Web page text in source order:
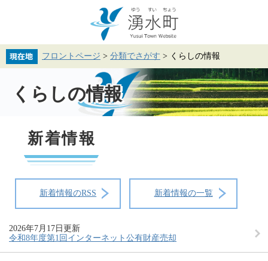
先
で
を
ば
フロントページ > 分類でさがす > くらしの情報
くらしの情報
新着情報
新着情報のRSS 新着情報の一覧
2026年7月17日更新
令和8年度第1回インターネット公有財産売却